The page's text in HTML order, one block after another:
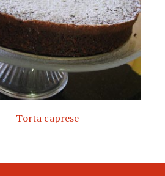
Torta caprese